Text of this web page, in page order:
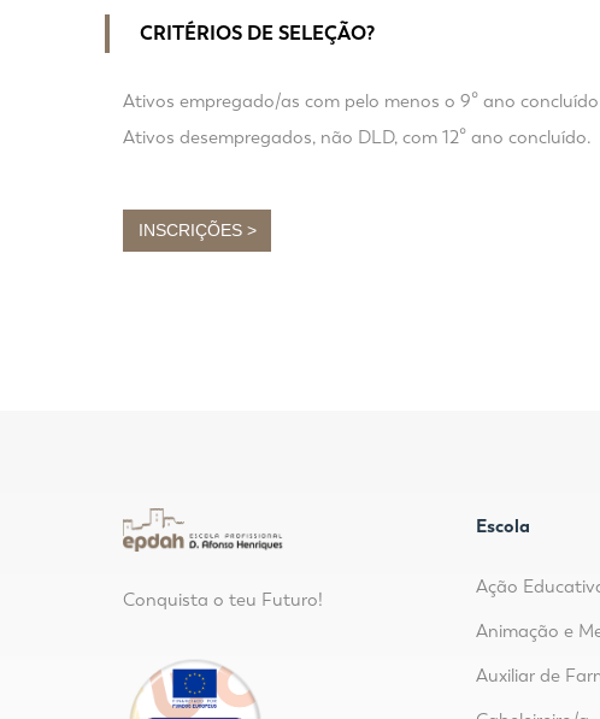
CRITÉRIOS DE SELEÇÃO?
Ativos empregado/as com pelo menos o 9º ano
Ativos desempregados, não DLD, com 12º ano concluído.
INSCRIÇÕES >
Conquista o teu Futuro!
Escola
Ação
Animação e
Auxiliar de